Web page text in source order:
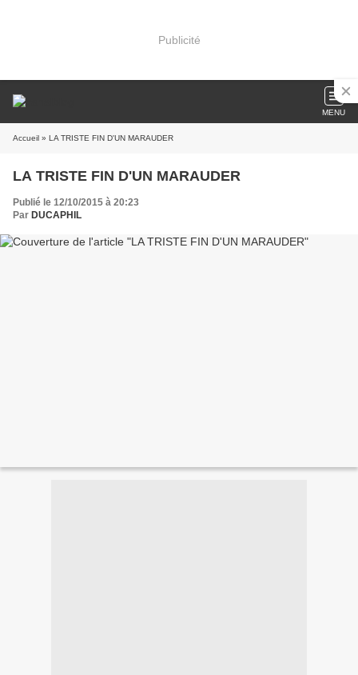
Publicité
MENU
Accueil » LA TRISTE FIN D'UN MARAUDER
LA TRISTE FIN D'UN MARAUDER
Publié le 12/10/2015 à 20:23
Par DUCAPHIL